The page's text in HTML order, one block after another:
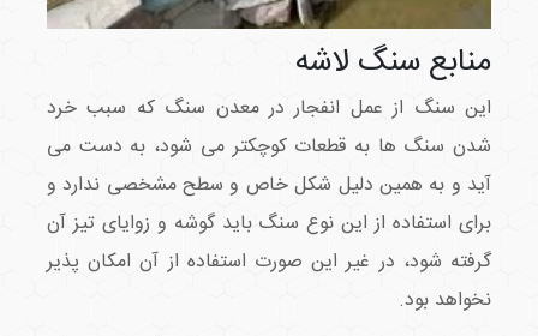
منابع سنگ لاشه
این سنگ از عمل انفجار در معدن سنگ که سبب خرد
شدن سنگ ها به قطعات کوچکتر می شود، به دست می
آید و به همین دلیل شکل خاص و سطح مشخصی ندارد و
برای استفاده از این نوع سنگ باید گوشه و زوایای تیز آن
گرفته شود، در غیر این صورت استفاده از آن امکان پذیر
نخواهد بود.